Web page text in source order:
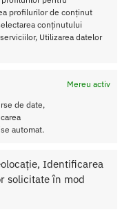
profilurilor de conținut
conținutului
Utilizarea datelor
Mereu activ
de date,
automat.
Identificarea
solicitate în mod
Purple Crystal
fiecare utilizare cu apa